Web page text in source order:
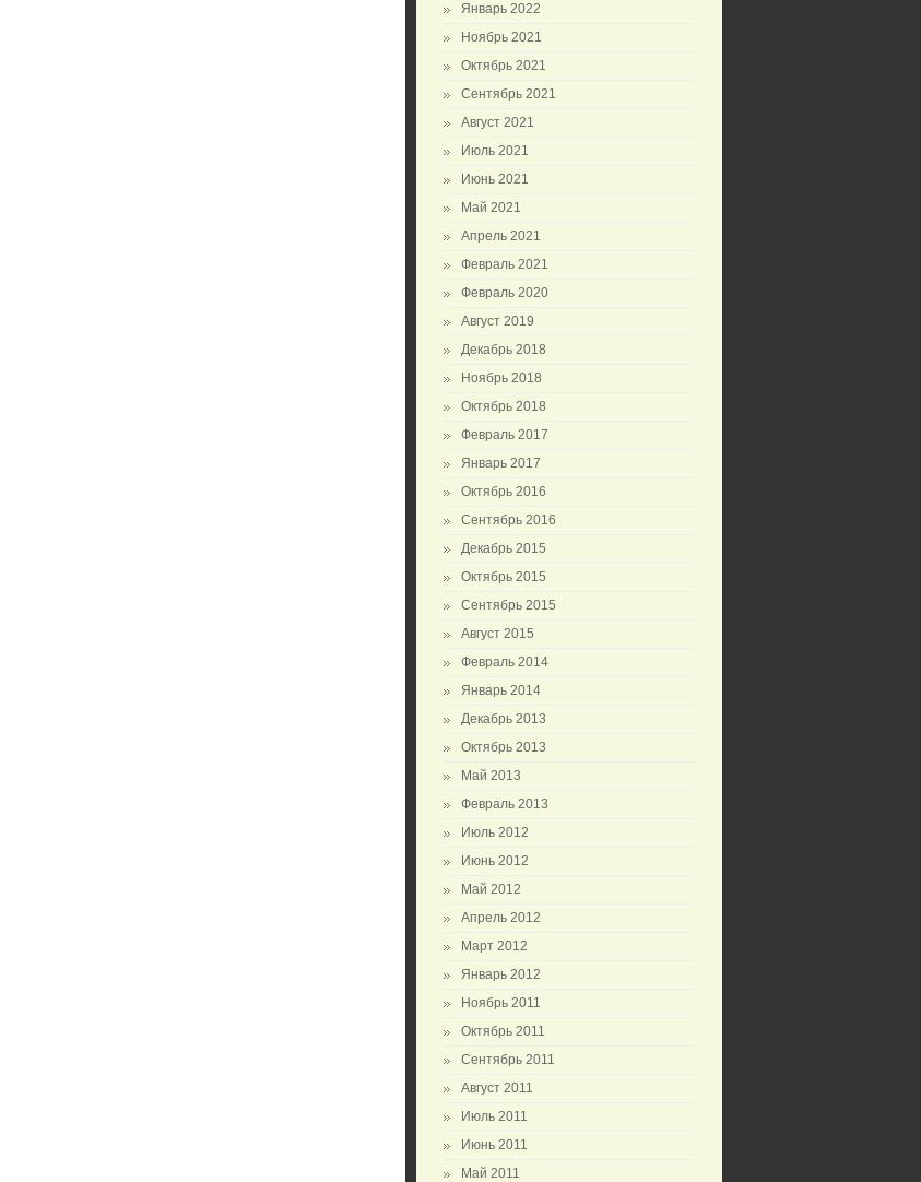
Январь 2022
Ноябрь 2021
Октябрь 2021
Сентябрь 2021
Август 2021
Июль 2021
Июнь 2021
Май 2021
Апрель 2021
Февраль 2021
Февраль 2020
Август 2019
Декабрь 2018
Ноябрь 2018
Октябрь 2018
Февраль 2017
Январь 2017
Октябрь 2016
Сентябрь 2016
Декабрь 2015
Октябрь 2015
Сентябрь 2015
Август 2015
Февраль 2014
Январь 2014
Декабрь 2013
Октябрь 2013
Май 2013
Февраль 2013
Июль 2012
Июнь 2012
Май 2012
Апрель 2012
Март 2012
Январь 2012
Ноябрь 2011
Октябрь 2011
Сентябрь 2011
Август 2011
Июль 2011
Июнь 2011
Май 2011